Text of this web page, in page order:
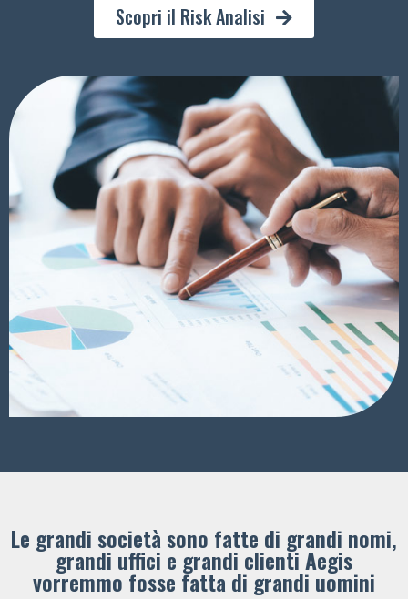
Scopri il Risk Analisi
Le grandi società sono fatte di grandi nomi,
grandi uffici e grandi clienti ​Aegis
vorremmo fosse fatta di grandi uomini